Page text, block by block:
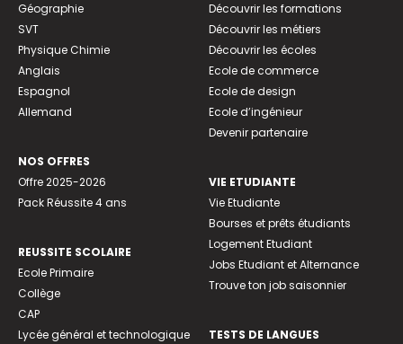
Géographie
SVT
Physique Chimie
Anglais
Espagnol
Allemand
NOS OFFRES
Offre 2025-2026
Pack Réussite 4 ans
REUSSITE SCOLAIRE
Ecole Primaire
Collège
CAP
Lycée général et technologique
Découvrir les formations
Découvrir les métiers
Découvrir les écoles
Ecole de commerce
Ecole de design
Ecole d’ingénieur
Devenir partenaire
VIE ETUDIANTE
Vie Etudiante
Bourses et prêts étudiants
Logement Etudiant
Jobs Etudiant et Alternance
Trouve ton job saisonnier
TESTS DE LANGUES